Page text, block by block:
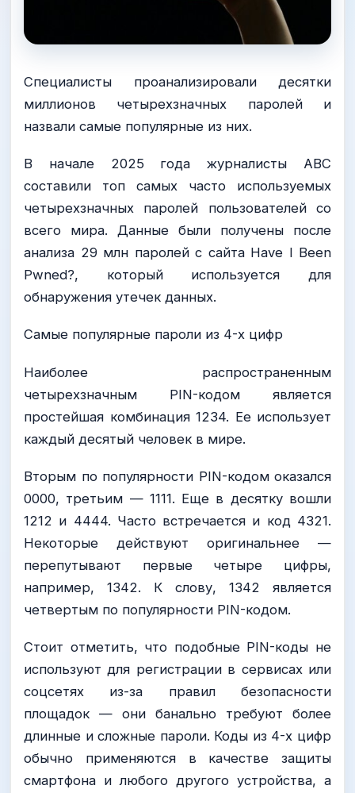
Специалисты проанализировали десятки
миллионов четырехзначных паролей и
назвали самые популярные из них.
В начале 2025 года журналисты ABC
составили топ самых часто используемых
четырехзначных паролей пользователей со
всего мира. Данные были получены после
анализа 29 млн паролей с сайта Have I Been
Pwned?, который используется для
обнаружения утечек данных.
Самые популярные пароли из 4-х цифр
Наиболее распространенным
четырехзначным PIN-кодом является
простейшая комбинация 1234. Ее использует
каждый десятый человек в мире.
Вторым по популярности PIN-кодом оказался
0000, третьим — 1111. Еще в десятку вошли
1212 и 4444. Часто встречается и код 4321.
Некоторые действуют оригинальнее —
перепутывают первые четыре цифры,
например, 1342. К слову, 1342 является
четвертым по популярности PIN-кодом.
Стоит отметить, что подобные PIN-коды не
используют для регистрации в сервисах или
соцсетях из-за правил безопасности
площадок — они банально требуют более
длинные и сложные пароли. Коды из 4-х цифр
обычно применяются в качестве защиты
смартфона и любого другого устройства, а